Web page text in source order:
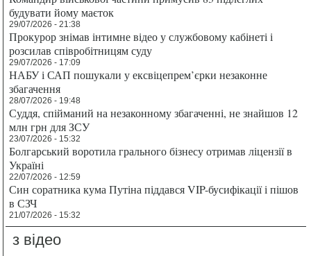
будувати йому маєток
29/07/2026 - 21:38
Прокурор знімав інтимне відео у службовому кабінеті і
розсилав співробітницям суду
29/07/2026 - 17:09
НАБУ і САП пошукали у ексвіцепрем’єрки незаконне
збагачення
28/07/2026 - 19:48
Суддя, спійманий на незаконному збагаченні, не знайшов 12
млн грн для ЗСУ
23/07/2026 - 15:32
Болгарський воротила грального бізнесу отримав ліцензії в
Україні
22/07/2026 - 12:59
Син соратника кума Путіна піддався VIP-бусифікації і пішов
в СЗЧ
21/07/2026 - 15:32
з відео